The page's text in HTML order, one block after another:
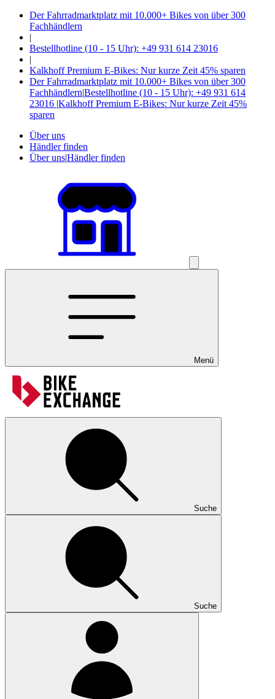
Der Fahrradmarktplatz mit 10.000+ Bikes von über 300
Fachhändlern
|
Bestellhotline (10 - 15 Uhr): +49 931 614 23016
|
Kalkhoff Premium E-Bikes: Nur kurze Zeit 45% sparen
Der Fahrradmarktplatz mit 10.000+ Bikes von über 300
Fachhändlern|Bestellhotline (10 - 15 Uhr): +49 931 614
23016 |Kalkhoff Premium E-Bikes: Nur kurze Zeit 45%
sparen
Über uns
Händler finden
Über uns|Händler finden
Menü
Suche
Suche